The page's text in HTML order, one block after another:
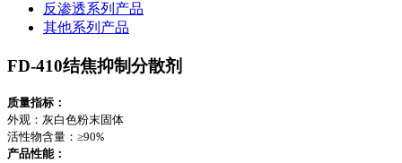
反渗透系列产品
其他系列产品
FD-410结焦抑制分散剂
质量指标：
外观：灰白色粉末固体
活性物含量： ≥90%
产品性能：